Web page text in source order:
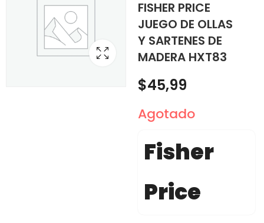
FISHER PRICE
JUEGO DE OLLAS
Y SARTENES DE
MADERA HXT83
BLOQUES APILABLES
DE MADERA 65 PIEZAS
HXT79
$ 47,99
APILADOR DE ANILLOS
DE MADERA 10 PIEZAS
$24,99
$45,99
Agotado
Fisher
Price